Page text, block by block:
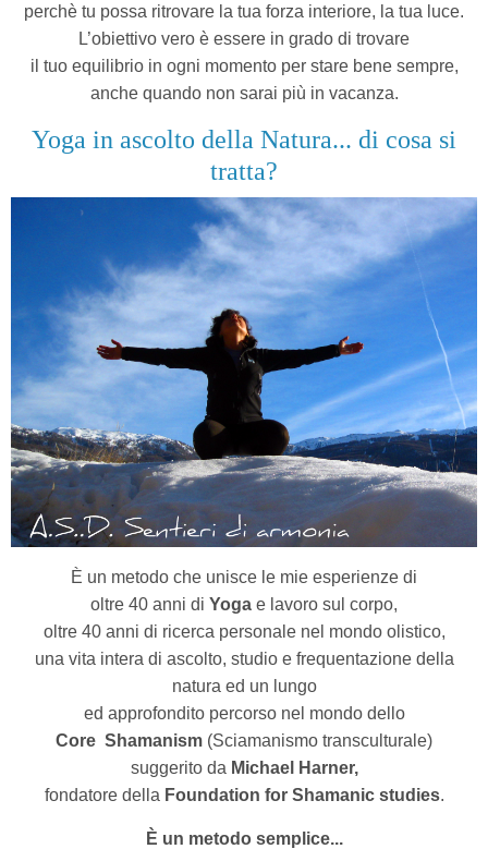
perchè tu possa ritrovare la tua forza interiore, la tua luce.
L’obiettivo vero è essere in grado di trovare
il tuo equilibrio in ogni momento per stare bene sempre,
anche quando non sarai più in vacanza.
Yoga in ascolto della Natura... di cosa si
tratta?
È un metodo che unisce le mie esperienze di
oltre 40 anni di Yoga e lavoro sul corpo,
oltre 40 anni di ricerca personale nel mondo olistico,
una vita intera di ascolto, studio e frequentazione della
natura ed un lungo
ed approfondito percorso nel mondo dello
Core Shamanism (Sciamanismo transculturale)
suggerito da Michael Harner,
fondatore della Foundation for Shamanic studies.
È un metodo semplice...